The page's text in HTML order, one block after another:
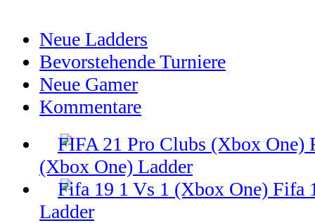
Neue Ladders
Bevorstehende Turniere
Neue Gamer
Kommentare
(Xbox One) Ladder
Fifa
Ladder